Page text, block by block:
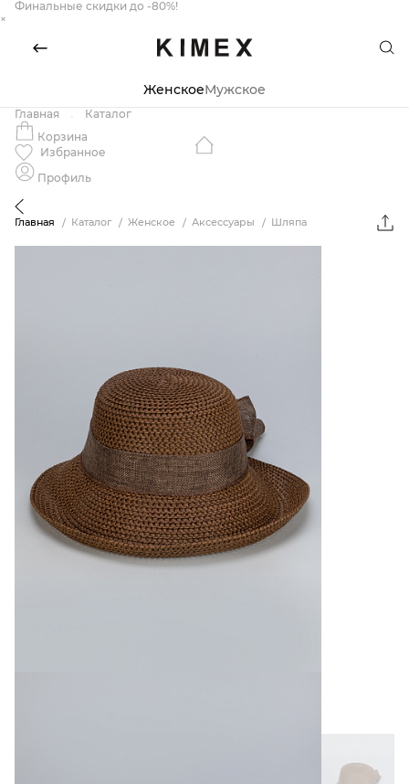
Финальные скидки до -80%!
×
ЖенскоеМужское
Главная
Каталог
Корзина
Избранное
Профиль
Главная Каталог Женское Аксессуары Шляпа